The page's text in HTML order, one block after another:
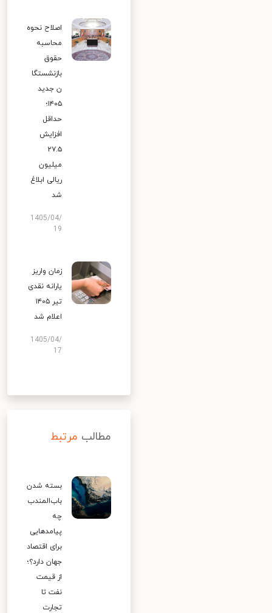
اصلاح نحوه
محاسبه
حقوق
بازنشستگا
ن جدید
۱۴۰۵؛
حداقل
افزایش
۲۷.۵
میلیون
ریالی ابلاغ
شد
1405/04/
19
زمان واریز
یارانه نقدی
تیر ۱۴۰۵
اعلام شد
1405/04/
17
مطالب مرتبط
بسته شدن
باب‌المندب
چه
پیامدهایی
برای اقتصاد
جهان دارد؟؛
از قیمت
نفت تا
تجارت